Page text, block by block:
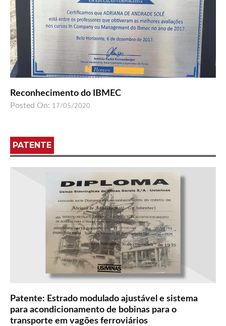
Reconhecimento do IBMEC
Posted On: 17/05/2020
PATENTE
Patente: Estrado modulado ajustável e sistema
para acondicionamento de bobinas para o
transporte em vagões ferroviários